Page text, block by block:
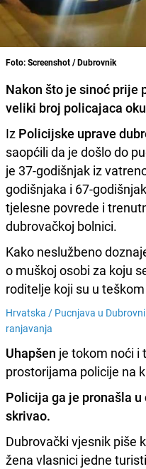
Foto: Screenshot / Dubrovnik
Nakon što je sinoć prije
veliki broj policajaca
Iz Policijske uprave
saopćili da je došlo do
je 37-godišnjak iz
godišnjaka i 67-
tjelesne povrede i
dubrovačkoj bolnici.
Kako neslužbeno
o muškoj osobi za koju
roditelje koji su u
Hrvatska / Pucnjava u
ranjavanja
Uhapšen je tokom noći i
prostorijama policije na
Policija ga je pronašla
skrivao.
Dubrovački vjesnik piše
žena vlasnici jedne